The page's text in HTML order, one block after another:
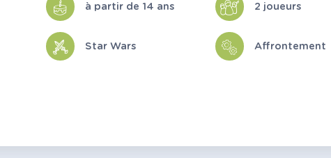
à partir de 14 ans 2 joueurs
Star Wars Affrontement